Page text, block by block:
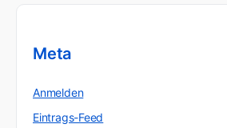
Meta
Anmelden
Eintrags-Feed